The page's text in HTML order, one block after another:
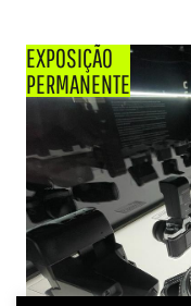
EXPOSIÇÃO
PERMANENTE